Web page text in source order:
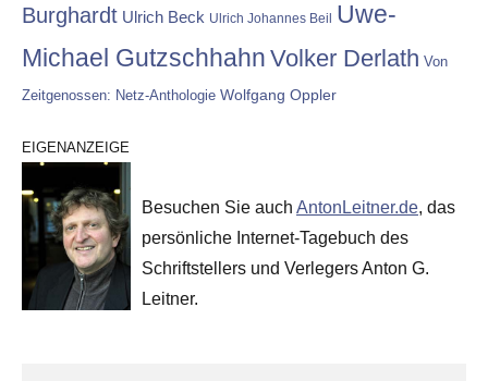
Burghardt Ulrich Beck Ulrich Johannes Beil Uwe-
Michael Gutzschhahn Volker Derlath Von
Zeitgenossen: Netz-Anthologie Wolfgang Oppler
EIGENANZEIGE
Besuchen Sie auch AntonLeitner.de, das
persönliche Internet-Tagebuch des
Schriftstellers und Verlegers Anton G.
Leitner.